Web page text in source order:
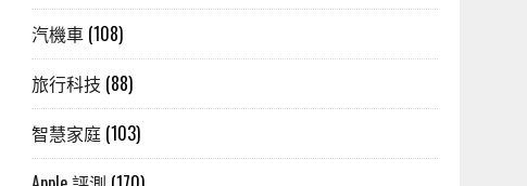
汽機車 (108)
旅行科技 (88)
智慧家庭 (103)